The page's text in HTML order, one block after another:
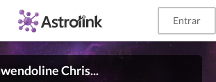
Entrar
Gwendoline Christie